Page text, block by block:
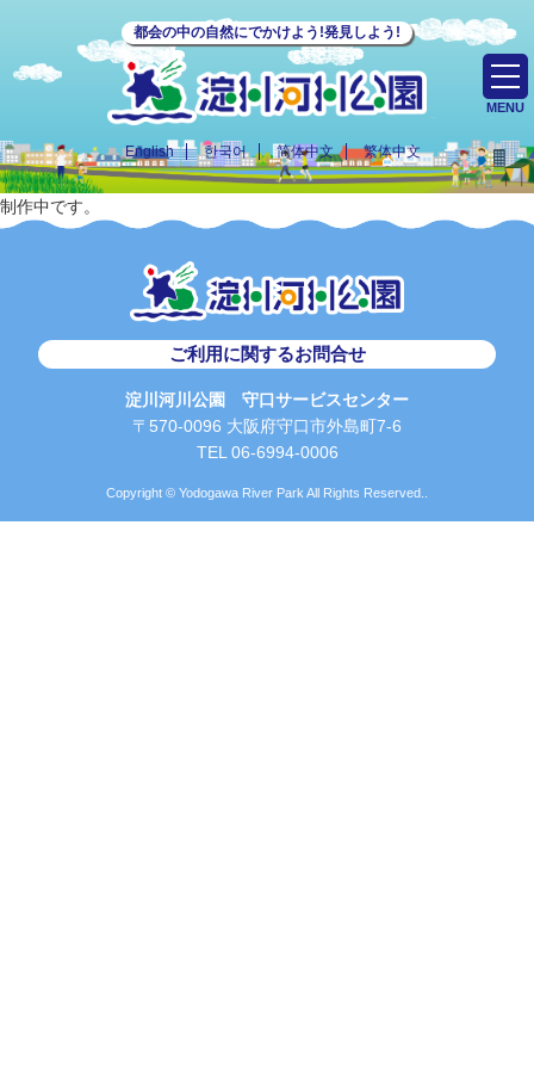
都会の中の自然にでかけよう!発見しよう!
English 한국어 简体中文 繁体中文
MENU
制作中です。
ご利用に関するお問合せ
淀川河川公園 守口サービスセンター
〒570-0096 大阪府守口市外島町7-6
TEL 06-6994-0006
Copyright © Yodogawa River Park All Rights Reserved..